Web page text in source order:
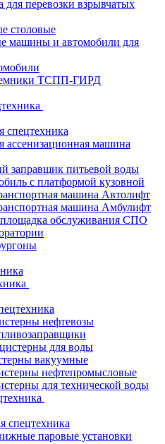
для перевозки взрывчатых
столовые
машины и автомобили для
ТСПП-ГИРД
спецтехника
ассенизационная машина
заправщик питьевой воды
с платформой кузовной
машина Автолифт
машина Амбулифт
обслуживания СПО
нефтевозы
для воды
вакуумные
нефтепромысловые
для технической воды
спецтехника
паровые установки